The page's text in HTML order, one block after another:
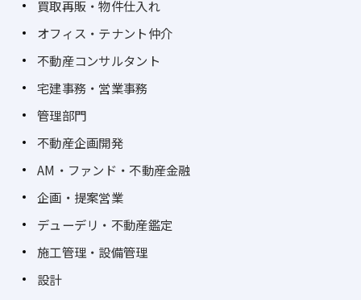
買取再販・物件仕入れ
オフィス・テナント仲介
不動産コンサルタント
宅建事務・営業事務
管理部門
不動産企画開発
AM・ファンド・不動産金融
企画・提案営業
デューデリ・不動産鑑定
施工管理・設備管理
設計